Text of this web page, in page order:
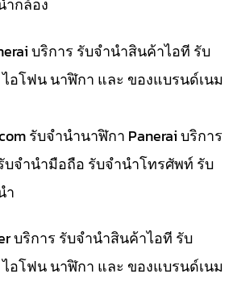
ำกล้อง
บริการ รับจำนำสินค้าไอที รับ
อโฟน นาฬิกา และ ของแบรนด์เนม
รับจำนำนาฬิกา Panerai บริการ
จำนำมือถือ รับจำนำโทรศัพท์ รับ
ำ
บริการ รับจำนำสินค้าไอที รับ
อโฟน นาฬิกา และ ของแบรนด์เนม